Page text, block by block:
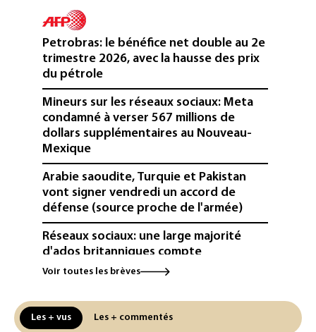
Petrobras: le bénéfice net double au 2e
trimestre 2026, avec la hausse des prix
du pétrole
Mineurs sur les réseaux sociaux: Meta
condamné à verser 567 millions de
dollars supplémentaires au Nouveau-
Mexique
Arabie saoudite, Turquie et Pakistan
vont signer vendredi un accord de
défense (source proche de l'armée)
Réseaux sociaux: une large majorité
d'ados britanniques compte
contourner le couvre-feu (sondage)
un matériau clé dominé par la Chine
Voir toutes les brèves
Les + vus Les + commentés